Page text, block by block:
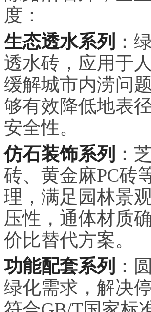
度：
生态透水系列 ：
透水砖，应用于
缓解城市内涝问
够有效降低地表
安全性。
仿石装饰系列 ：
砖、黄金麻PC砖
理，满足园林景
压性，通体材质
价比替代方案。
功能配套系列 ：
绿化需求，解决